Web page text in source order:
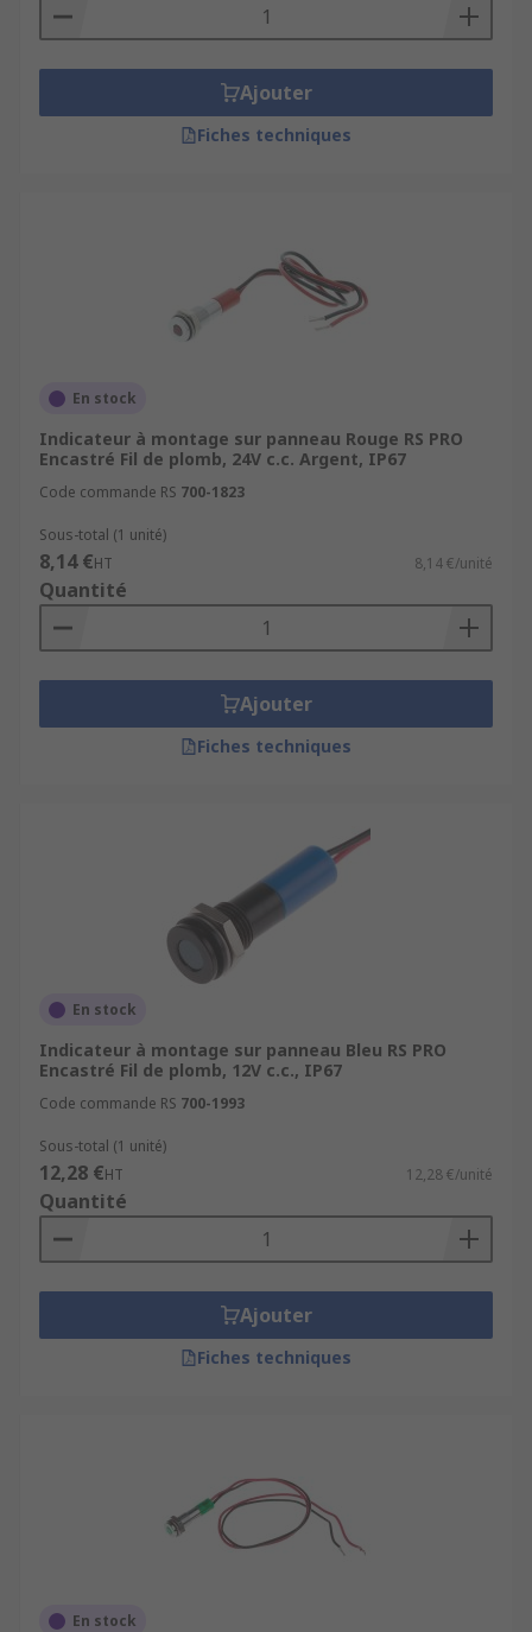
Ajouter
Fiches techniques
En stock
Indicateur à montage sur panneau Rouge RS PRO
Encastré Fil de plomb, 24V c.c. Argent, IP67
Code commande RS 700-1823
Sous-total (1 unité)
8,14 €HT 8,14 €/unité
Quantité
Ajouter
Fiches techniques
En stock
Indicateur à montage sur panneau Bleu RS PRO
Encastré Fil de plomb, 12V c.c., IP67
Code commande RS 700-1993
Sous-total (1 unité)
12,28 €HT 12,28 €/unité
Quantité
Ajouter
Fiches techniques
En stock